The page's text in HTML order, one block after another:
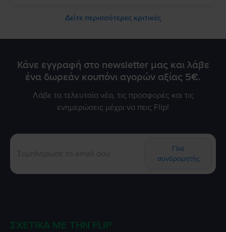
Δείτε περισσότερες κριτικές
Κάνε εγγραφή στο newsletter μας και λάβε
ένα δωρεάν κουπόνι αγορών αξίας 5€.
Λάβε τα τελευταία νέα, τις προσφορές και τις
ενημερώσεις μέχρι να πεις Flip!
Γίνε
συνδρομητής
ΣΧΕΤΙΚΆ ΜΕ ΤΗΝ FLIP